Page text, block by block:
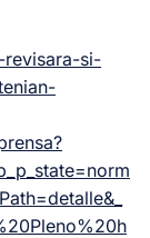
si-